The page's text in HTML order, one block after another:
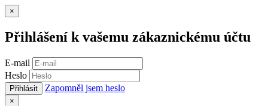
×
Přihlášení k vašemu zákaznickému účtu
E-mail
Heslo
Přihlásit Zapomněl jsem heslo
×